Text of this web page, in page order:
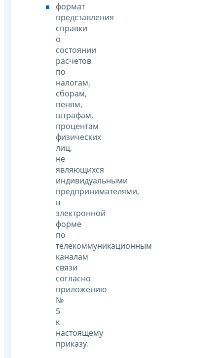
формат
представления
справки
о
состоянии
расчетов
по
налогам,
сборам,
пеням,
штрафам,
процентам
физических
лиц,
не
являющихся
индивидуальными
предпринимателями,
в
электронной
форме
по
телекоммуникационным
каналам
связи
согласно
приложению
№
5
к
настоящему
приказу.